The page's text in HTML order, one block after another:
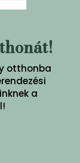
otthonba
a